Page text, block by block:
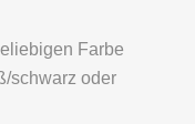
Farbe
schwarz oder